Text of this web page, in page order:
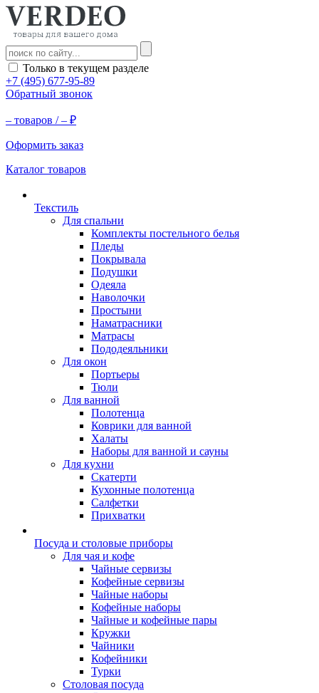
Только в текущем разделе
+7 (495) 677-95-89
Обратный звонок
– товаров /– ₽
Оформить заказ
Каталог товаров
Текстиль
Для спальни
Комплекты постельного белья
Пледы
Покрывала
Подушки
Одеяла
Наволочки
Простыни
Наматрасники
Матрасы
Пододеяльники
Для окон
Портьеры
Тюли
Для ванной
Полотенца
Коврики для ванной
Халаты
Наборы для ванной и сауны
Для кухни
Скатерти
Кухонные полотенца
Салфетки
Прихватки
Посуда и столовые приборы
Для чая и кофе
Чайные сервизы
Кофейные сервизы
Чайные наборы
Кофейные наборы
Чайные и кофейные пары
Кружки
Чайники
Кофейники
Турки
Столовая посуда